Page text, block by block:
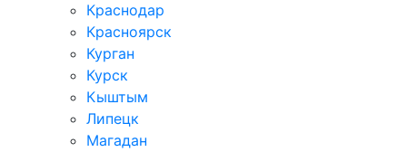
Краснодар
Красноярск
Курган
Курск
Кыштым
Липецк
Магадан